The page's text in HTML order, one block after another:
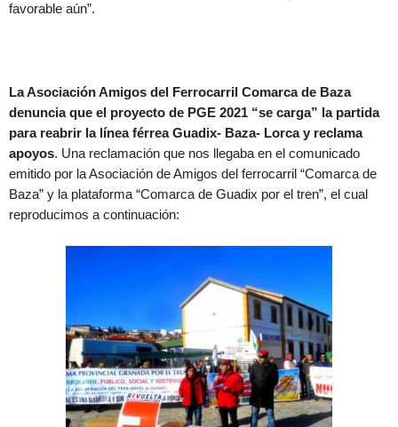
favorable aún”.
La Asociación Amigos del Ferrocarril Comarca de Baza
denuncia que el proyecto de PGE 2021 “se carga” la partida
para reabrir la línea férrea Guadix- Baza- Lorca y reclama
apoyos. Una reclamación que nos llegaba en el comunicado
emitido por la Asociación de Amigos del ferrocarril “Comarca de
Baza” y la plataforma “Comarca de Guadix por el tren”, el cual
reproducimos a continuación: